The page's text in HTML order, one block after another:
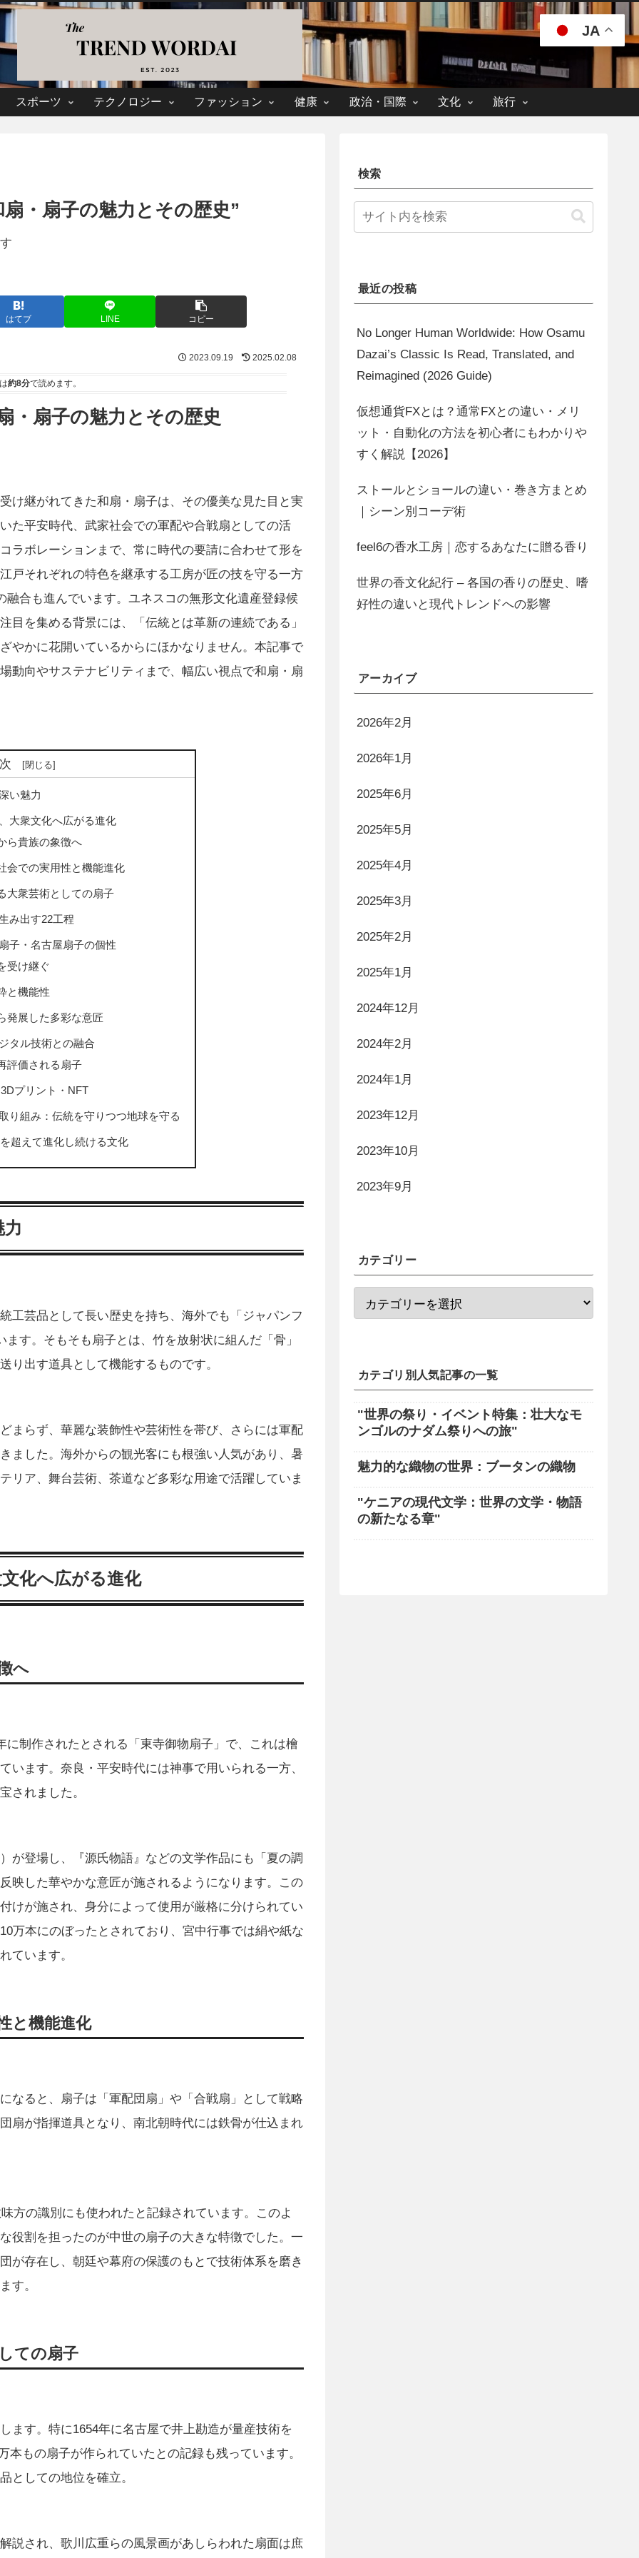
スポーツ テクノロジー ファッション 健康 政治・国際 文化 旅行
・扇子の魅力とその歴史”
はてブ LINE コピー
2023.09.19 2025.02.08
約8分で読めます。
・扇子の魅力とその歴史
け継がれてきた和扇・扇子は、その優美な見た目と実
た平安時代、武家社会での軍配や合戦扇としての活
ラボレーションまで、常に時代の要請に合わせて形を
戸それぞれの特色を継承する工房が匠の技を守る一方
合も進んでいます。ユネスコの無形文化遺産登録候
を集める背景には、「伝統とは革新の連続である」
やかに花開いているからにほかなりません。本記事で
動向やサステナビリティまで、幅広い視点で和扇・扇
い魅力
大衆文化へ広がる進化
ら貴族の象徴へ
会での実用性と機能進化
大衆芸術としての扇子
み出す22工程
子・名古屋扇子の個性
受け継ぐ
と機能性
発展した多彩な意匠
タル技術との融合
評価される扇子
プリント・NFT
り組み：伝統を守りつつ地球を守る
超えて進化し続ける文化
工芸品として長い歴史を持ち、海外でも「ジャパンフ
す。そもそも扇子とは、竹を放射状に組んだ「骨」
り出す道具として機能するものです。
まらず、華麗な装飾性や芸術性を帯び、さらには軍配
ました。海外からの観光客にも根強い人気があり、暑
リア、舞台芸術、茶道など多彩な用途で活躍していま
化へ広がる進化
へ
制作されたとされる「東寺御物扇子」で、これは檜
ます。奈良・平安時代には神事で用いられる一方、
されました。
が登場し、『源氏物語』などの文学作品にも「夏の調
映した華やかな意匠が施されるようになります。この
けが施され、身分によって使用が厳格に分けられてい
万本にのぼったとされており、宮中行事では絹や紙な
ています。
と機能進化
なると、扇子は「軍配団扇」や「合戦扇」として戦略
扇が指揮道具となり、南北朝時代には鉄骨が仕込まれ
方の識別にも使われたと記録されています。このよ
役割を担ったのが中世の扇子の大きな特徴でした。一
が存在し、朝廷や幕府の保護のもとで技術体系を磨き
す。
ての扇子
ます。特に1654年に名古屋で井上勘造が量産技術を
もの扇子が作られていたとの記録も残っています。
としての地位を確立。
説され、歌川広重らの風景画があしらわれた扇面は庶
検索
最近の投稿
No Longer Human Worldwide: How Osamu
Dazai’s Classic Is Read, Translated, and
Reimagined (2026 Guide)
仮想通貨FXとは？通常FXとの違い・メリ
ット・自動化の方法を初心者にもわかりや
すく解説【2026】
ストールとショールの違い・巻き方まとめ
｜シーン別コーデ術
feel6の香水工房｜恋するあなたに贈る香り
世界の香文化紀行 – 各国の香りの歴史、嗜
好性の違いと現代トレンドへの影響
アーカイブ
2026年2月
2026年1月
2025年6月
2025年5月
2025年4月
2025年3月
2025年2月
2025年1月
2024年12月
2024年2月
2024年1月
2023年12月
2023年10月
2023年9月
カテゴリー
カテゴリ別人気記事の一覧
"世界の祭り・イベント特集：壮大なモ
ンゴルのナダム祭りへの旅"
魅力的な織物の世界：ブータンの織物
"ケニアの現代文学：世界の文学・物語
の新たなる章"
JA